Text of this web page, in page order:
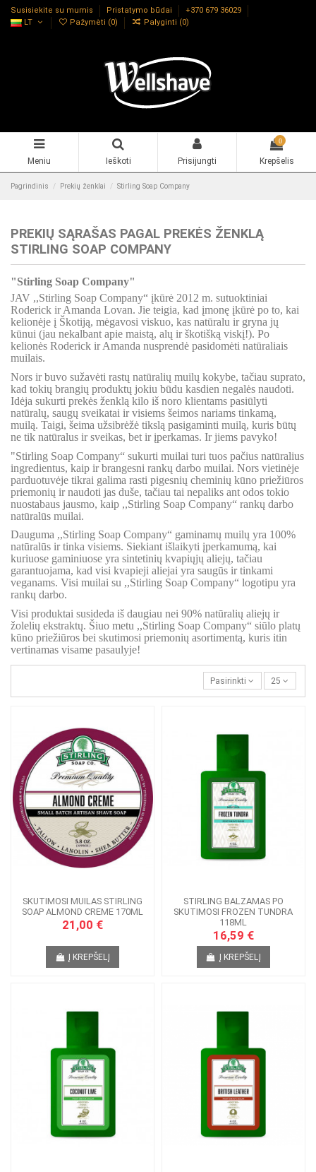
Susisiekite su mumis Pristatymo būdai
+370 679 36029
LT
Pažymėti (0) Palyginti (0)
Meniu Ieškoti Prisijungti
0
Krepšelis
Pagrindinis Prekių ženklai Stirling Soap Company
PREKIŲ SĄRAŠAS PAGAL PREKĖS ŽENKLĄ
STIRLING SOAP COMPANY
"Stirling Soap Company"
JAV ,,Stirling Soap Company“ įkūrė 2012 m. sutuoktiniai
Roderick ir Amanda Lovan. Jie teigia, kad įmonę įkūrė po to, kai
kelionėje į Škotiją, mėgavosi viskuo, kas natūralu ir gryna jų
kūnui (jau nekalbant apie maistą, alų ir škotišką viskį!). Po
kelionės Roderick ir Amanda nusprendė pasidomėti natūraliais
muilais.
Nors ir buvo sužavėti rastų natūralių muilų kokybe, tačiau suprato,
kad tokių brangių produktų jokiu būdu kasdien negalės naudoti.
Idėja sukurti prekės ženklą kilo iš noro klientams pasiūlyti
natūralų, saugų sveikatai ir visiems šeimos nariams tinkamą,
muilą. Taigi, šeima užsibrėžė tikslą pasigaminti muilą, kuris būtų
ne tik natūralus ir sveikas, bet ir įperkamas. Ir jiems pavyko!
"Stirling Soap Company“ sukurti muilai turi tuos pačius natūralius
ingredientus, kaip ir brangesni rankų darbo muilai. Nors vietinėje
parduotuvėje tikrai galima rasti pigesnių cheminių kūno priežiūros
priemonių ir naudoti jas duše, tačiau tai nepaliks ant odos tokio
nuostabaus jausmo, kaip ,,Stirling Soap Company“ rankų darbo
natūralūs muilai.
Dauguma ,,Stirling Soap Company“ gaminamų muilų yra 100%
natūralūs ir tinka visiems. Siekiant išlaikyti įperkamumą, kai
kuriuose gaminiuose yra sintetinių kvapiųjų aliejų, tačiau
garantuojama, kad visi kvapieji aliejai yra saugūs ir tinkami
veganams. Visi muilai su ,,Stirling Soap Company“ logotipu yra
rankų darbo.
Visi produktai susideda iš daugiau nei 90% natūralių aliejų ir
žolelių ekstraktų. Šiuo metu ,,Stirling Soap Company“ siūlo platų
kūno priežiūros bei skutimosi priemonių asortimentą, kuris itin
vertinamas visame pasaulyje!
Pasirinkti 25
SKUTIMOSI MUILAS STIRLING
SOAP ALMOND CREME 170ML
21,00 €
Į KREPŠELĮ
STIRLING BALZAMAS PO
SKUTIMOSI FROZEN TUNDRA
118ML
16,59 €
Į KREPŠELĮ